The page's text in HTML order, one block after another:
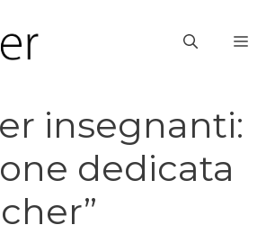
insegnanti:
dedicata